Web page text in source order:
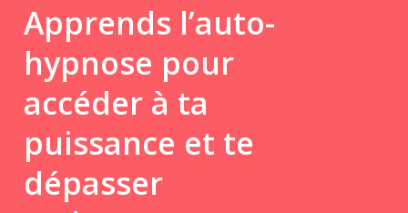
Apprends l’auto-
hypnose pour
accéder à ta
puissance et te
dépasser